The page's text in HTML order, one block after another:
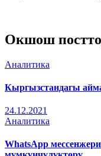
Окшош
Аналитика
Кыргызстандагы
24.12.2021
Аналитика
WhatsApp